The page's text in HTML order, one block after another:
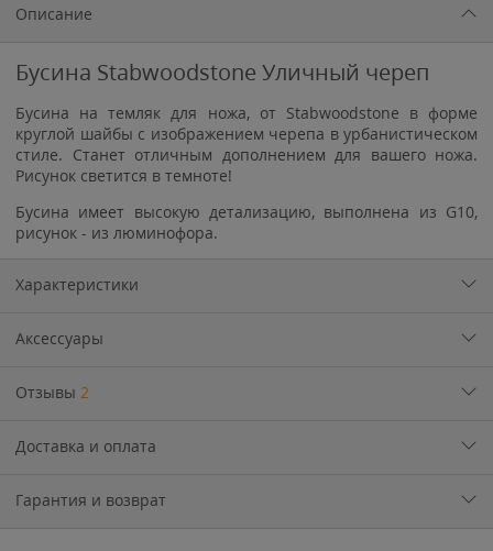
Описание
Бусина Stabwoodstone Уличный череп
Бусина на темляк для ножа, от Stabwoodstone в форме
круглой шайбы с изображением черепа в урбанистическом
стиле. Станет отличным дополнением для вашего ножа.
Рисунок светится в темноте!
Бусина имеет высокую детализацию, выполнена из G10,
рисунок - из люминофора.
Характеристики
Аксессуары
Отзывы 2
Доставка и оплата
Гарантия и возврат